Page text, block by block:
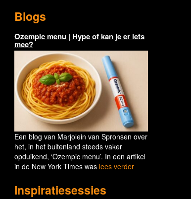
Blogs
Ozempic menu | Hype of kan je er iets
mee?
Een blog van Marjolein van Spronsen over
het, in het buitenland steeds vaker
opduikend, ‘Ozempic menu’. In een artikel
in de New York Times was lees verder
Inspiratiesessies